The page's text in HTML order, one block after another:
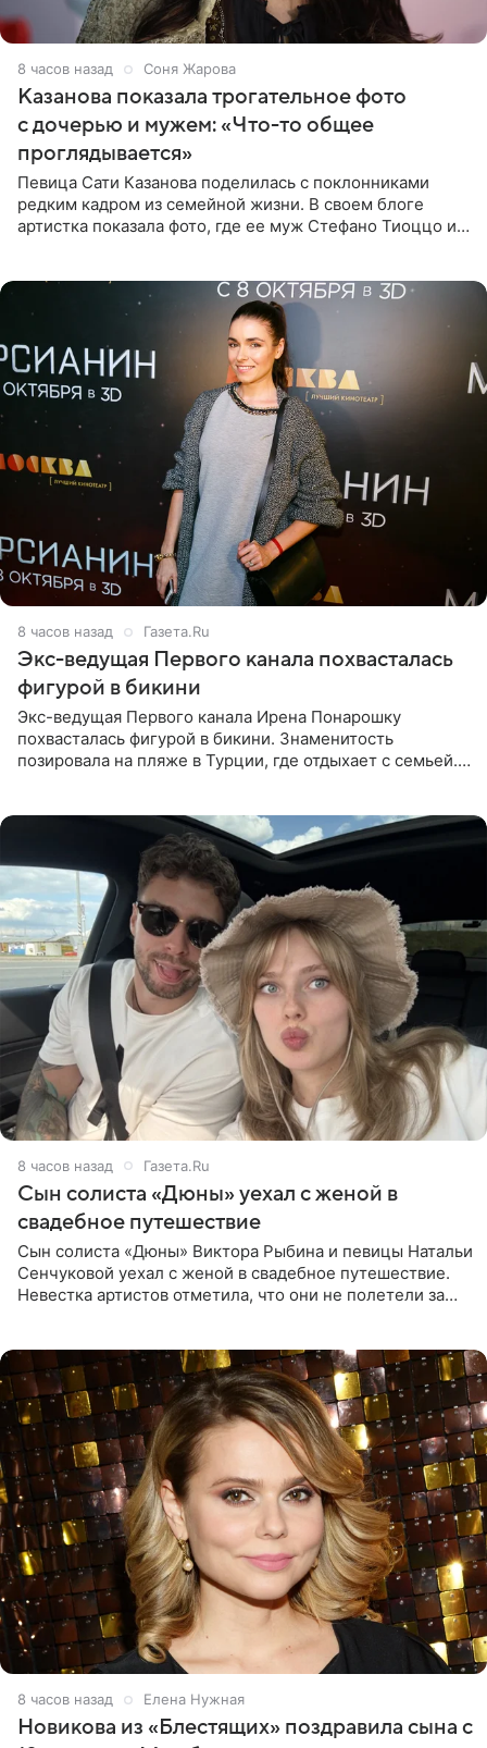
8 часов назад Соня Жарова
Казанова показала трогательное фото
с дочерью и мужем: «Что-то общее
проглядывается»
Певица Сати Казанова поделилась с поклонниками
редким кадром из семейной жизни. В своем блоге
артистка показала фото, где ее муж Стефано Тиоццо и
8 часов назад Газета.Ru
Экс-ведущая Первого канала похвасталась
фигурой в бикини
Экс-ведущая Первого канала Ирена Понарошку
похвасталась фигурой в бикини. Знаменитость
позировала на пляже в Турции, где отдыхает с семьей.
8 часов назад Газета.Ru
Сын солиста «Дюны» уехал с женой в
свадебное путешествие
Сын солиста «Дюны» Виктора Рыбина и певицы Натальи
Сенчуковой уехал с женой в свадебное путешествие.
Невестка артистов отметила, что они не полетели за
8 часов назад Елена Нужная
Новикова из «Блестящих» поздравила сына с